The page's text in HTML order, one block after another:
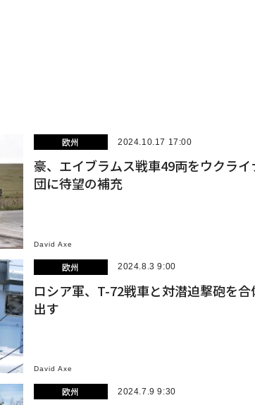
欧州 2024.10.17 17:00
豪、エイブラムス戦車49両をウクラ
団に待望の補充
David Axe
欧州 2024.8.3 9:00
ロシア軍、T-72戦車と対潜迫撃砲を
出す
David Axe
欧州 2024.7.9 9:30